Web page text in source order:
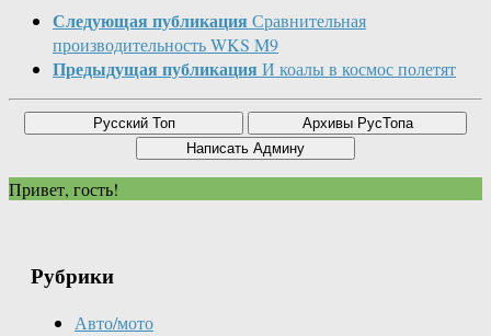
Следующая публикация Сравнительная
производительность WKS M9
Предыдущая публикация И коалы в космос полетят
Привет, гость!
Рубрики
Авто/мото